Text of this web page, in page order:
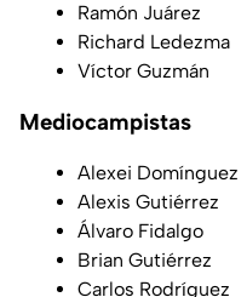
Ramón Juárez
Richard Ledezma
Víctor Guzmán
Mediocampistas
Alexei Domínguez
Alexis Gutiérrez
Álvaro Fidalgo
Brian Gutiérrez
Carlos Rodríguez